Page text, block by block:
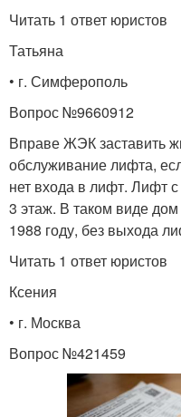
Читать 1 ответ юристов
Татьяна
• г. Симферополь
Вопрос №9660912
Вправе ЖЭК заставить
обслуживание лифта,
нет входа в лифт. Лифт
3 этаж. В таком виде
1988 году, без выхода
Читать 1 ответ юристов
Ксения
• г. Москва
Вопрос №421459